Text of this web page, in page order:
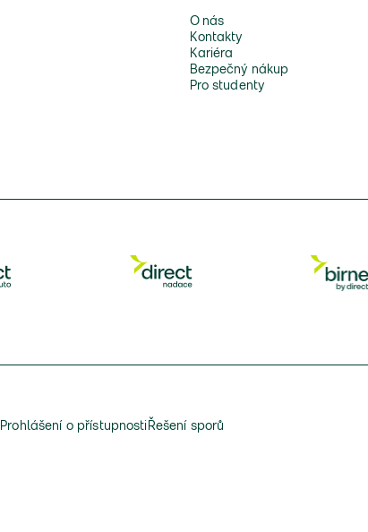
O nás
Kontakty
Kariéra
Bezpečný nákup
Pro studenty
Prohlášení o přístupnosti Řešení sporů